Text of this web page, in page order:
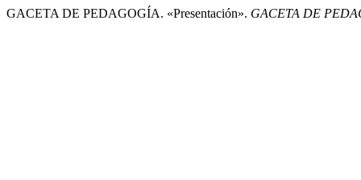
GACETA DE PEDAGOGÍA. «Presentación». GACETA DE